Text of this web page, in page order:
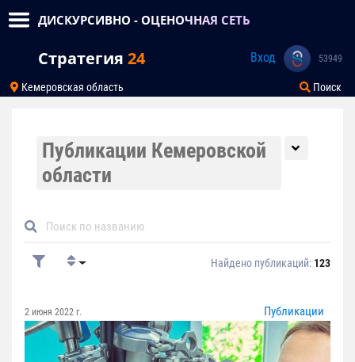
ДИСКУРСИВНО - ОЦЕНОЧНАЯ СЕТЬ
Стратегия 24 Вход 53949
Кемеровская область Поиск
Публикации Кемеровской
области
Найдено публикаций: 123
2 июня 2022 г. Публикации